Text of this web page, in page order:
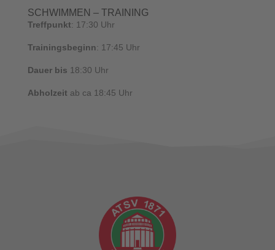
SCHWIMMEN – TRAINING
Treffpunkt: 17:30 Uhr
Trainingsbeginn: 17:45 Uhr
Dauer bis 18:30 Uhr
Abholzeit ab ca 18:45 Uhr